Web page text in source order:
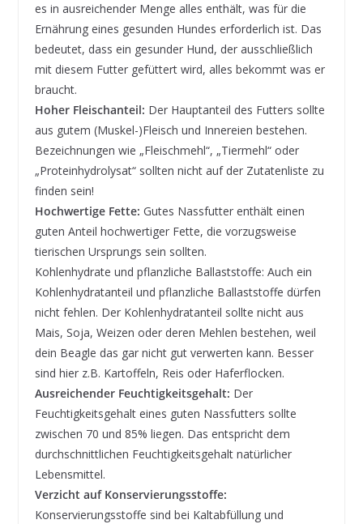
es in ausreichender Menge alles enthält, was für die
Ernährung eines gesunden Hundes erforderlich ist. Das
bedeutet, dass ein gesunder Hund, der ausschließlich
mit diesem Futter gefüttert wird, alles bekommt was er
braucht.
Hoher Fleischanteil: Der Hauptanteil des Futters sollte
aus gutem (Muskel-)Fleisch und Innereien bestehen.
Bezeichnungen wie „Fleischmehl“, „Tiermehl“ oder
„Proteinhydrolysat“ sollten nicht auf der Zutatenliste zu
finden sein!
Hochwertige Fette: Gutes Nassfutter enthält einen
guten Anteil hochwertiger Fette, die vorzugsweise
tierischen Ursprungs sein sollten.
Kohlenhydrate und pflanzliche Ballaststoffe: Auch ein
Kohlenhydratanteil und pflanzliche Ballaststoffe dürfen
nicht fehlen. Der Kohlenhydratanteil sollte nicht aus
Mais, Soja, Weizen oder deren Mehlen bestehen, weil
dein Beagle das gar nicht gut verwerten kann. Besser
sind hier z.B. Kartoffeln, Reis oder Haferflocken.
Ausreichender Feuchtigkeitsgehalt: Der
Feuchtigkeitsgehalt eines guten Nassfutters sollte
zwischen 70 und 85% liegen. Das entspricht dem
durchschnittlichen Feuchtigkeitsgehalt natürlicher
Lebensmittel.
Verzicht auf Konservierungsstoffe:
Konservierungsstoffe sind bei Kaltabfüllung und